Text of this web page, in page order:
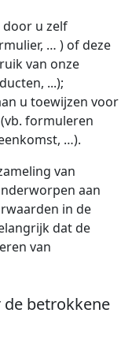
door u zelf
… ) of deze
van onze
...);
u toewijzen voor
formuleren
…).
van
aan
in de
dat de
van
de betrokkene